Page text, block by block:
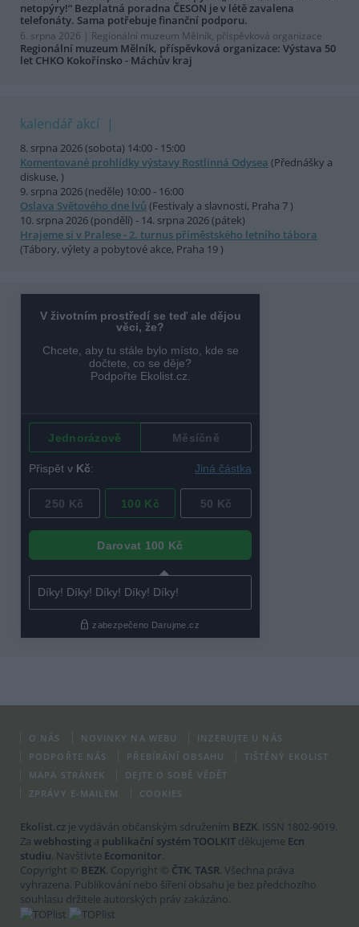
netopýry!“ Bezplatná poradna ČESON je v létě zavalena
telefonáty. Sama potřebuje finanční podporu.
6. srpna 2026 | Regionální muzeum Mělník, příspěvková organizace
Regionální muzeum Mělník, příspěvková organizace: Výstava 50
let CHKO Kokořínsko - Máchův kraj
kalendář akcí
8. srpna 2026 (sobota) 14:00 - 15:00
Komentované prohlídky výstavy Rostlinná Odysea (Přednášky a
diskuse, )
9. srpna 2026 (neděle) 10:00 - 16:00
Oslava Světového dne lvů (Festivaly a slavnosti, Praha 7 )
10. srpna 2026 (pondělí) - 14. srpna 2026 (pátek)
Hrajeme si v Pralese - 2. turnus příměstského letního tábora
(Tábory, výlety a pobytové akce, Praha 19 )
O NÁS NOVINKY NA WEBU
INZERUJTE U NÁS
PODPOŘTE NÁS
PŘEBÍRÁNÍ OBSAHU
TIŠTĚNÝ EKOLIST
MAPA STRÁNEK
DEJTE O SOBĚ VĚDĚT
ZPRÁVY E-MAILEM
COOKIES
Ekolist.cz je vydáván občanským sdružením BEZK. ISSN 1802-9019.
Za webhosting a publikační systém TOOLKIT děkujeme Ecn
studiu. Navštivte Ecomonitor.
Copyright © BEZK. Copyright © ČTK, TASR. Všechna práva
vyhrazena. Publikování nebo šíření obsahu je bez předchozího
souhlasu držitele autorských práv zakázáno.